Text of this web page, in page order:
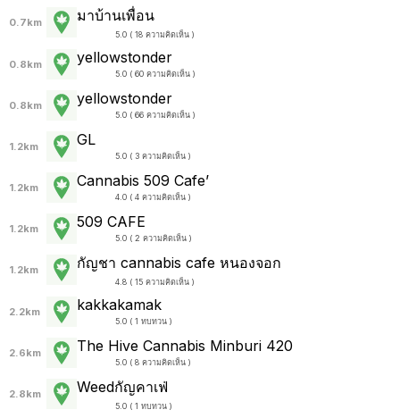
0.7km มาบ้านเพื่อน
5.0 ( 18 ความคิดเห็น )
0.8km yellowstonder
5.0 ( 60 ความคิดเห็น )
0.8km yellowstonder
5.0 ( 66 ความคิดเห็น )
1.2km GL
5.0 ( 3 ความคิดเห็น )
1.2km Cannabis 509 Cafe’
4.0 ( 4 ความคิดเห็น )
1.2km 509 CAFE
5.0 ( 2 ความคิดเห็น )
1.2km กัญชา cannabis cafe หนองจอก
4.8 ( 15 ความคิดเห็น )
2.2km kakkakamak
5.0 ( 1 ทบทวน )
2.6km The Hive Cannabis Minburi 420
5.0 ( 8 ความคิดเห็น )
2.8km Weedกัญคาเฟ่
5.0 ( 1 ทบทวน )